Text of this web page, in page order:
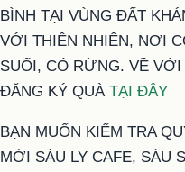
BÌNH TẠI VÙNG ĐẤT
VỚI THIÊN NHIÊN, NƠI
SUỐI, CÓ RỪNG. VỀ
ĐĂNG KÝ QUÀ TẠI ĐÂY
BẠN MUỐN KIỂM TRA
MỜI SÁU LY CAFE, SÁU